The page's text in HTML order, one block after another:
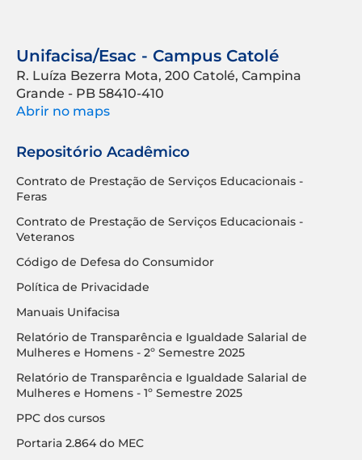
Unifacisa/Esac - Campus Catolé
R. Luíza Bezerra Mota, 200 Catolé, Campina
Grande - PB 58410-410
Abrir no maps
Repositório Acadêmico
Contrato de Prestação de Serviços Educacionais -
Feras
Contrato de Prestação de Serviços Educacionais -
Veteranos
Código de Defesa do Consumidor
Política de Privacidade
Manuais Unifacisa
Relatório de Transparência e Igualdade Salarial de
Mulheres e Homens - 2º Semestre 2025
Relatório de Transparência e Igualdade Salarial de
Mulheres e Homens - 1º Semestre 2025
PPC dos cursos
Portaria 2.864 do MEC